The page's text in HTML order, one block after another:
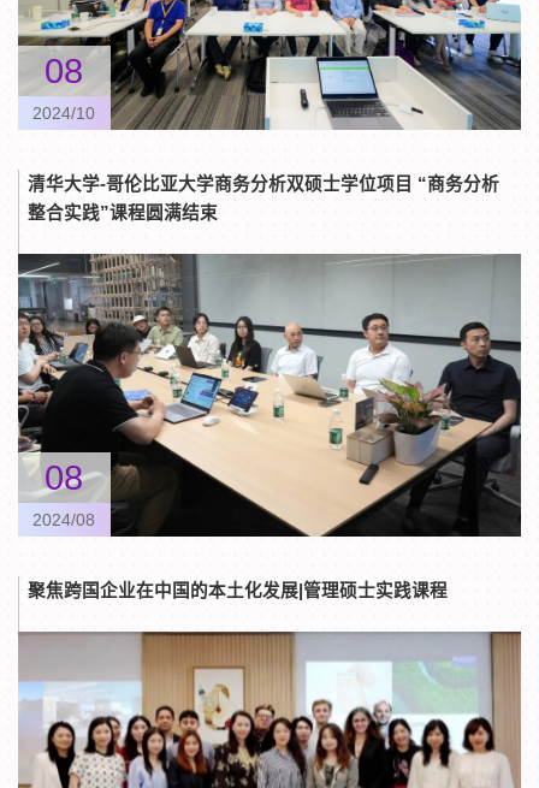
08
2024/10
08
2024/08
清华大学-哥伦比亚大学商务分析双硕士学位项目 “商务分析
整合实践”课程圆满结束
聚焦跨国企业在中国的本土化发展|管理硕士实践课程